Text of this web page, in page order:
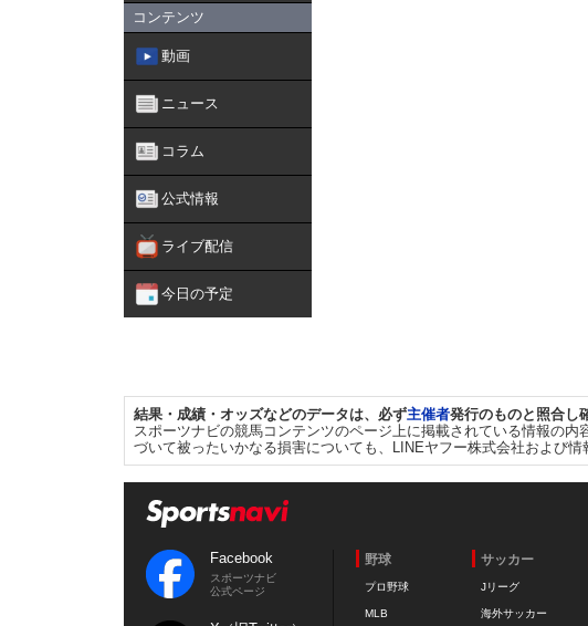
コンテンツ
動画
ニュース
コラム
公式情報
ライブ配信
今日の予定
結果・成績・オッズなどのデータは、必ず主催者発行のものと照合し
スポーツナビの競馬コンテンツのページ上に掲載されている情報の
づいて被ったいかなる損害についても、LINEヤフー株式会社および情
Facebook
スポーツナビ
公式ページ
野球
プロ野球
MLB
サッカー
Jリーグ
海外サッカー